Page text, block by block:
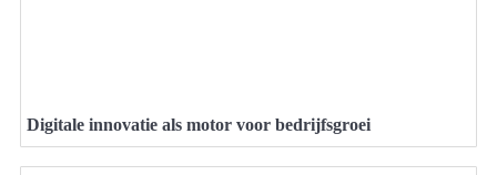
Digitale innovatie als motor voor bedrijfsgroei